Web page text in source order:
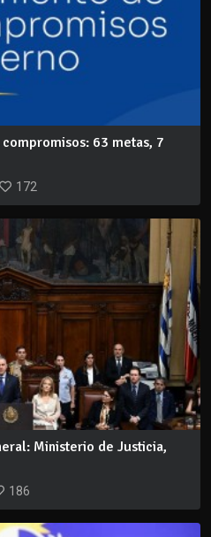
63 metas, 7
172
Ministerio de Justicia,
186